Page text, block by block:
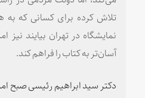
تلاش کرده برای کسانی که به
نمایشگاه در تهران بیایند
آسان‌تر به کتاب را فراهم کند.
دکتر سید ابراهیم رئیسی صبح